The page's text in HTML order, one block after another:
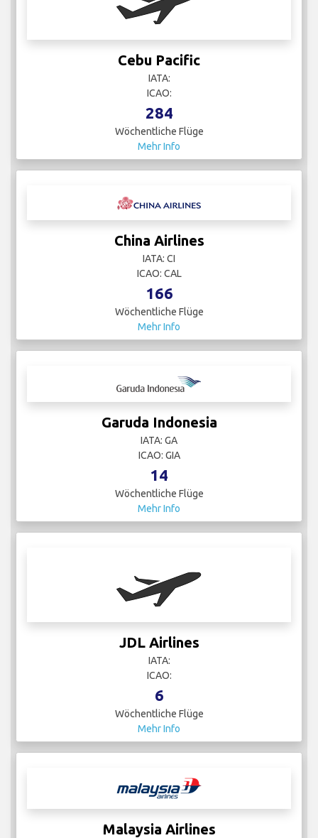
Cebu Pacific
IATA:
ICAO:
284
Wöchentliche Flüge
Mehr Info
China Airlines
IATA: CI
ICAO: CAL
166
Wöchentliche Flüge
Mehr Info
Garuda Indonesia
IATA: GA
ICAO: GIA
14
Wöchentliche Flüge
Mehr Info
JDL Airlines
IATA:
ICAO:
6
Wöchentliche Flüge
Mehr Info
Malaysia Airlines